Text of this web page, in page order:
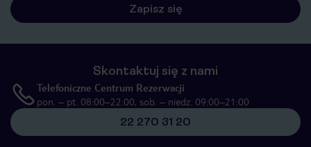
Zapisz się
Skontaktuj się z nami
Telefoniczne Centrum Rezerwacji
pon. – pt. 08:00–22:00, sob. – niedz. 09:00–21:00
22 270 31 20